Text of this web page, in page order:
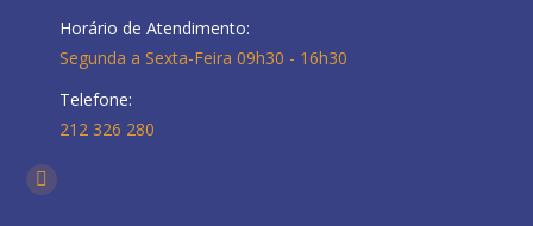
Horário de Atendimento:
Segunda a Sexta-Feira 09h30 - 16h30
Telefone:
212 326 280
Find us on:
Facebook